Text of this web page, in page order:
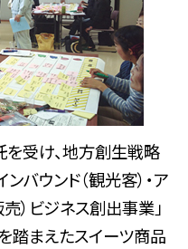
受け、地方創生戦略
バウンド（観光客）・ア
）ビジネス創出事業」
踏まえたスイーツ商品